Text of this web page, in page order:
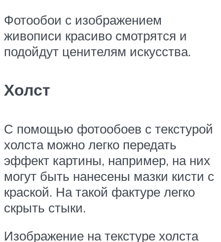
Фотообои с изображением
живописи красиво смотрятся и
подойдут ценителям искусства.
Холст
С помощью фотообоев с текстурой
холста можно легко передать
эффект картины, например, на них
могут быть нанесены мазки кисти с
краской. На такой фактуре легко
скрыть стыки.
Изображение на текстуре холста